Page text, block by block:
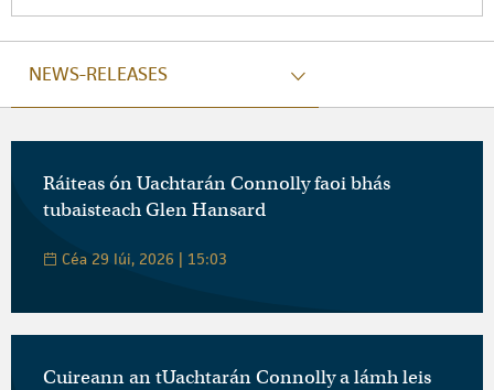
NEWS-RELEASES
Ráiteas ón Uachtarán Connolly faoi bhás
tubaisteach Glen Hansard
Céa 29 Iúi, 2026 | 15:03
Cuireann an tUachtarán Connolly a lámh leis